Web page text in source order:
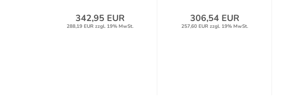
342,95 EUR
288,19 EUR zzgl. 19% MwSt.
306,54 EUR
257,60 EUR zzgl. 19% MwSt.